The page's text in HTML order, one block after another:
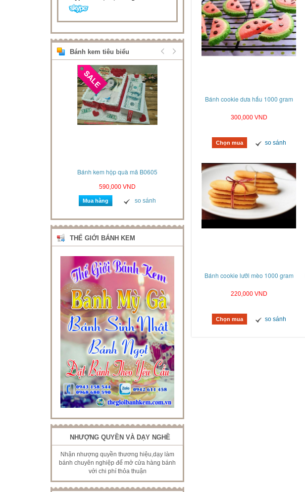
Bánh cookie dưa hấu 1000 gram
300,000 VND
Chọn mua so sánh
Bánh cookie lưỡi mèo 1000 gram
220,000 VND
Chọn mua so sánh
Bánh kem tiêu biểu
Bánh kem hộp quà mã B0605
590,000 VND
Mua hàng so sánh
Bánh kem sinh nhật gấu trúc mã B0604
690,000 VND
Mua hàng so sánh
THẾ GIỚI BÁNH KEM
NHƯỢNG QUYỀN VÀ DẠY NGHỀ
Nhận nhượng quyền thương hiệu,dạy làm
bánh chuyên nghiệp để mở cửa hàng bánh
với chi phí thỏa thuận